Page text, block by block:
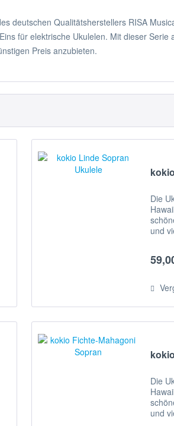
deutschen Qualitätsherstellers RISA
für elektrische Ukulelen. Mit dieser
Preis anzubieten.
Die
und
Die
und